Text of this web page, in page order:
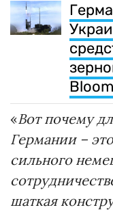
«Вот почему
Германии –
сильного
шаткая